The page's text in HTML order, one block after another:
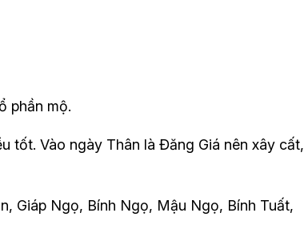
phần mộ.
tốt. Vào ngày Thân là Đăng Giá nên xây cất,
Giáp Ngọ, Bính Ngọ, Mậu Ngọ, Bính Tuất,